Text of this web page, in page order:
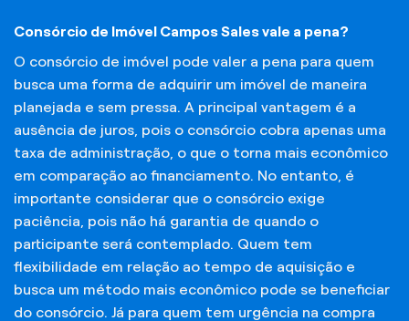
Consórcio de Imóvel Campos Sales vale a pena?
O consórcio de imóvel pode valer a pena para quem
busca uma forma de adquirir um imóvel de maneira
planejada e sem pressa. A principal vantagem é a
ausência de juros, pois o consórcio cobra apenas uma
taxa de administração, o que o torna mais econômico
em comparação ao financiamento. No entanto, é
importante considerar que o consórcio exige
paciência, pois não há garantia de quando o
participante será contemplado. Quem tem
flexibilidade em relação ao tempo de aquisição e
busca um método mais econômico pode se beneficiar
do consórcio. Já para quem tem urgência na compra